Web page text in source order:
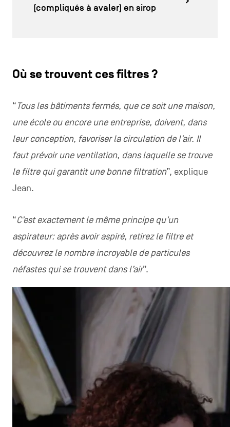
(compliqués à avaler) en sirop
Où se trouvent ces filtres ?
“Tous les bâtiments fermés, que ce soit une maison,
une école ou encore une entreprise, doivent, dans
leur conception, favoriser la circulation de l’air. Il
faut prévoir une ventilation, dans laquelle se trouve
le filtre qui garantit une bonne filtration”, explique
Jean.
“C’est exactement le même principe qu’un
aspirateur: après avoir aspiré, retirez le filtre et
découvrez le nombre incroyable de particules
néfastes qui se trouvent dans l’air”.